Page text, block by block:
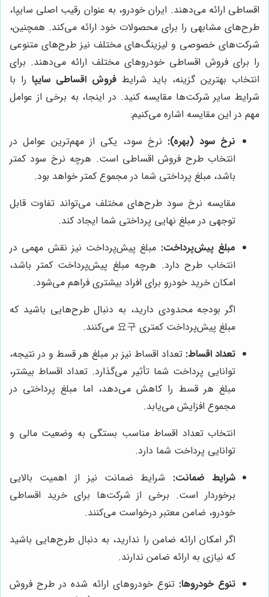
اقساطی ارائه می‌دهند. ایران خودرو، به عنوان رقیب اصلی سایپا،
طرح‌های مشابهی را برای محصولات خود ارائه می‌کند. همچنین،
شرکت‌های خصوصی و لیزینگ‌های مختلف نیز طرح‌های متنوعی
را برای فروش اقساطی خودروهای مختلف ارائه می‌دهند. برای
انتخاب بهترین گزینه، باید شرایط فروش اقساطی سایپا را با
شرایط سایر شرکت‌ها مقایسه کنید. در اینجا، به برخی از عوامل
مهم در این مقایسه اشاره می‌کنیم:
نرخ سود (بهره): نرخ سود، یکی از مهم‌ترین عوامل در
انتخاب طرح فروش اقساطی است. هرچه نرخ سود کمتر
باشد، مبلغ پرداختی شما در مجموع کمتر خواهد بود.
مقایسه نرخ سود طرح‌های مختلف می‌تواند تفاوت قابل
توجهی در مبلغ نهایی پرداختی شما ایجاد کند.
مبلغ پیش‌پرداخت: مبلغ پیش‌پرداخت نیز نقش مهمی در
انتخاب طرح دارد. هرچه مبلغ پیش‌پرداخت کمتر باشد،
امکان خرید خودرو برای افراد بیشتری فراهم می‌شود.
اگر بودجه محدودی دارید، به دنبال طرح‌هایی باشید که
مبلغ پیش‌پرداخت کمتری 요구 می‌کنند.
تعداد اقساط: تعداد اقساط نیز بر مبلغ هر قسط و در نتیجه،
توانایی پرداخت شما تأثیر می‌گذارد. تعداد اقساط بیشتر،
مبلغ هر قسط را کاهش می‌دهد، اما مبلغ پرداختی در
مجموع افزایش می‌یابد.
انتخاب تعداد اقساط مناسب بستگی به وضعیت مالی و
توانایی پرداخت شما دارد.
شرایط ضمانت: شرایط ضمانت نیز از اهمیت بالایی
برخوردار است. برخی از شرکت‌ها برای خرید اقساطی
خودرو، ضامن معتبر درخواست می‌کنند.
اگر امکان ارائه ضامن را ندارید، به دنبال طرح‌هایی باشید
که نیازی به ارائه ضامن ندارند.
تنوع خودروها: تنوع خودروهای ارائه شده در طرح فروش